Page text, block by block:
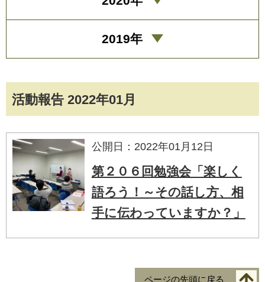
活動報告 2022年01月
公開日：2022年01月12日
第２０６回勉強会「楽しく
語ろう！～その話し方、相
手に伝わっていますか？」
2019年
ページの先頭に戻る